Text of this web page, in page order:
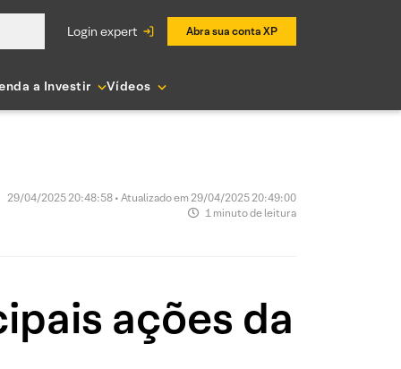
login expert Abra sua conta XP
a Investir Vídeos
29/04/2025 20:48:58 • Atualizado em 29/04/2025 20:49:00
1 minuto de leitura
ações da